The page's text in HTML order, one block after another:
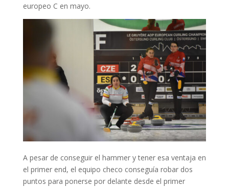
europeo C en mayo.
A pesar de conseguir el hammer y tener esa ventaja en
el primer end, el equipo checo conseguía robar dos
puntos para ponerse por delante desde el primer